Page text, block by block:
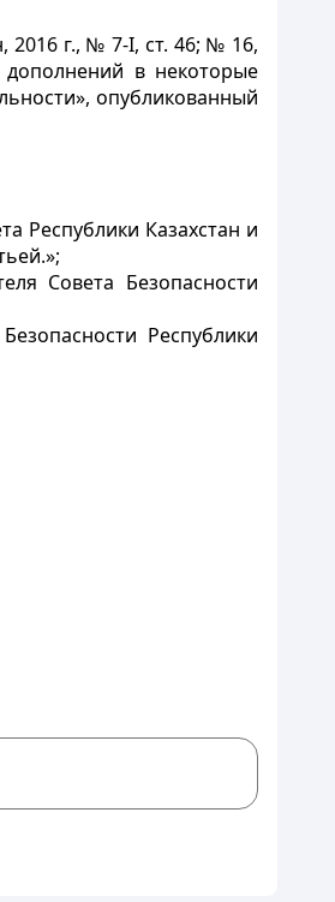
2016 г., № 7-І, ст. 46; № 16,
в некоторые
опубликованный
Республики Казахстан и
Совета Безопасности
Республики